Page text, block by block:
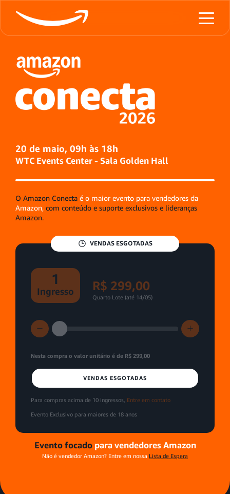
20 de maio, 09h às 18h
WTC Events Center - Sala Golden Hall
O Amazon Conecta é o maior evento para vendedores da
Amazon, com conteúdo e suporte exclusivos e lideranças
Amazon.
VENDAS ESGOTADAS
1
Ingresso R$ 299,00
Quarto Lote (até 14/05)
Nesta compra o valor unitário é de R$ 299,00
VENDAS ESGOTADAS
Para compras acima de 10 ingressos, Entre em contato
Evento Exclusivo para maiores de 18 anos
Evento focadopara vendedores Amazon
Não é vendedor Amazon? Entre em nossa Lista de Espera